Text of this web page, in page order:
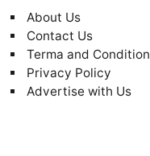
About Us
Contact Us
Terma and Condition
Privacy Policy
Advertise with Us